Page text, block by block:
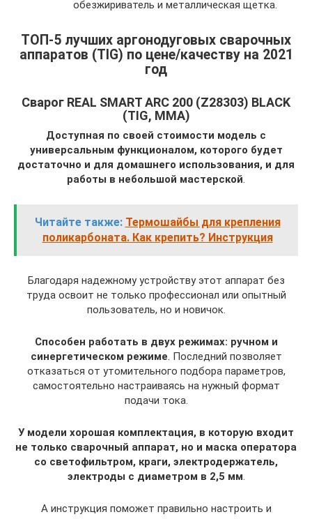
обезжириватель и металлическая щетка.
ТОП-5 лучших аргонодуговых сварочных
аппаратов (TIG) по цене/качеству на 2021
год
Сварог REAL SMART ARC 200 (Z28303) BLACK
(TIG, MMA)
Доступная по своей стоимости модель с
универсальным функционалом, которого будет
достаточно и для домашнего использования, и для
работы в небольшой мастерской.
Читайте также: Термошайбы для крепления
поликарбоната. Как крепить? Инструкция
Благодаря надежному устройству этот аппарат без
труда освоит не только профессионал или опытный
пользователь, но и новичок.
Способен работать в двух режимах: ручном и
синергетическом режиме. Последний позволяет
отказаться от утомительного подбора параметров,
самостоятельно настраиваясь на нужный формат
подачи тока.
У модели хорошая комплектация, в которую входит
не только сварочный аппарат, но и маска оператора
со светофильтром, краги, электродержатель,
электроды с диаметром в 2,5 мм.
А инструкция поможет правильно настроить и